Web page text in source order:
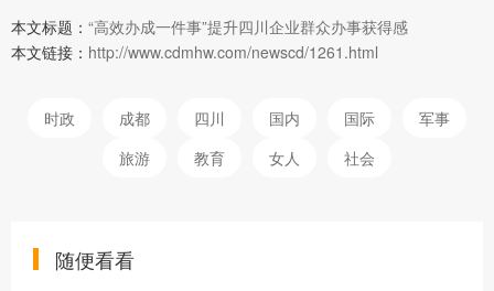
本文标题： “高效办成一件事”提升四川企业群众办事获得感
本文链接： http://www.cdmhw.com/newscd/1261.html
时政 成都 四川 国内 国际
军事
旅游
教育 女人 社会
随便看看